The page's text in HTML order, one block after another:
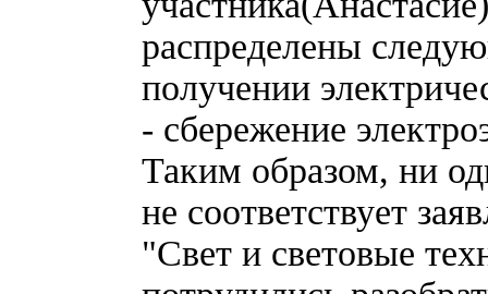
распределены
получении
- сбережение
Таким образом, ни
не соответствует
"Свет и световые